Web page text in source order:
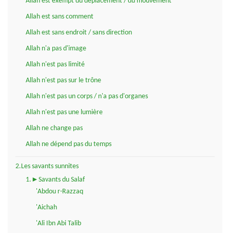
Allah est sans comment
Allah est sans endroit / sans direction
Allah n'a pas d'image
Allah n'est pas limité
Allah n'est pas sur le trône
Allah n'est pas un corps / n'a pas d'organes
Allah n'est pas une lumière
Allah ne change pas
Allah ne dépend pas du temps
2.Les savants sunnites
1.►Savants du Salaf
'Abdou r-Razzaq
'Aichah
'Ali Ibn Abi Talib